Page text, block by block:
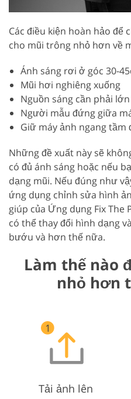
Các điều kiện hoàn hảo để
cho mũi trông nhỏ hơn về
Ánh sáng rơi ở góc 30-
Mũi hơi nghiêng xuống
Nguồn sáng cần phải
Người mẫu đứng giữa
Giữ máy ảnh ngang tầm
Những đề xuất này sẽ
có đủ ánh sáng hoặc nếu
dạng mũi. Nếu đúng như
ứng dụng chỉnh sửa hình
giúp của Ứng dụng Fix
có thể thay đổi hình dạng
bướu và hơn thế nữa.
Làm thế nào
nhỏ hơn
Tải ảnh lên